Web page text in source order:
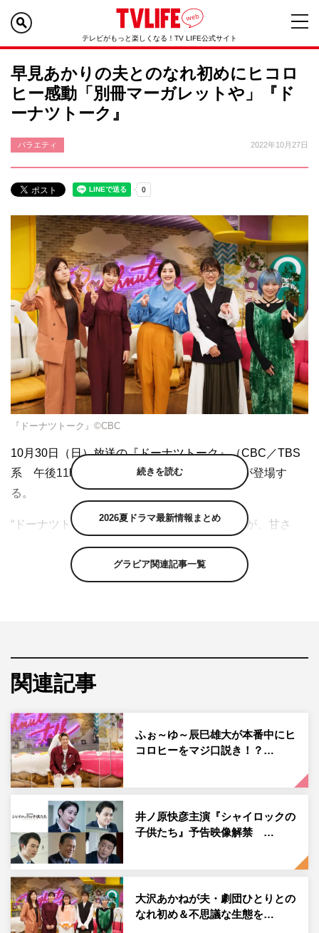
テレビがもっと楽しくなる！TV LIFE公式サイト
早見あかりの夫とのなれ初めにヒコロ
ヒー感動「別冊マーガレットや」『ド
ーナツトーク』
バラエティ 2022年10月27日
『ドーナツトーク』©CBC
10月30日（日）放送の『ドーナツトーク』（CBC／TBS
系 午後11時30分）は、ゲストに早見あかりが登場す
る。
“ドーナツトーク”とは、正解（真ん中）はないが、甘さ
（楽しさ）とカロリー（濃さ）あふれるホンネトーク、終
わりなく続く「井戸端会議」のこと。スタジオでは、女優
の水野美紀、フリーアナウンサーの鷲見玲奈、お笑い芸人
今回のゲストは、元ももいろクローバーZのメンバーで女
優の早見あかり。おしゃべりが何よりのストレス解消と語
る早見が、夫とのなれ初め、ももクロメンバーへの思いな
どを語り尽くす。親友だった夫と、4年の交際を経て結婚
したという早見。親友が恋人に変わったきっかけのエピソ
～！」と感動。少女漫画の筋書きのような展開とは。
VTRでは、若手女性起業家3人のドーナツトークをのぞき
見する。「男性にナメられる」「代表なの？とマウンティ
ングされる」など積年の苦労話とともに、彼氏からは「上
司みたいだね」と言われて傷ついた話などが明かされる。
さまざまな逆風をいかに乗り越えてきたかで共感しあう若
続きを読む
2026夏ドラマ最新情報まとめ
グラビア関連記事一覧
関連記事
ふぉ～ゆ～辰巳雄大が本番中にヒ
コロヒーをマジ口説き！？…
井ノ原快彦主演『シャイロックの
子供たち』予告映像解禁 …
大沢あかねが夫・劇団ひとりとの
なれ初め＆不思議な生態を…